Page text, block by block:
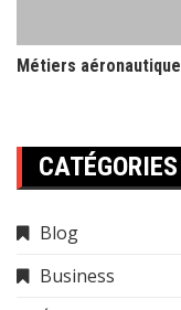
Métiers
CATÉGORIES
Blog
Business